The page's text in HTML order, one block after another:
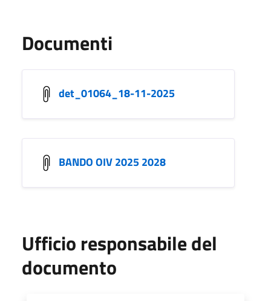
Documenti
det_01064_18-11-2025
BANDO OIV 2025 2028
Ufficio responsabile del
documento